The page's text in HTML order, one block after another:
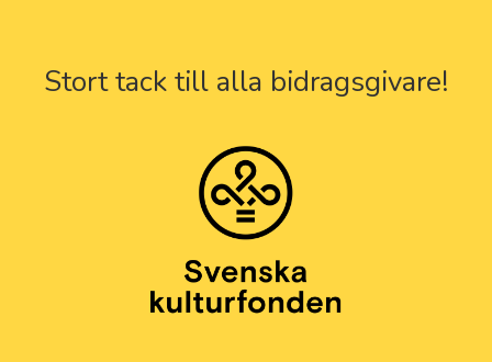
Stort tack till alla bidragsgivare!